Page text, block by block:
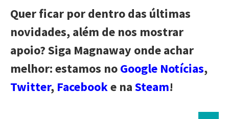
Quer ficar por dentro das últimas
novidades, além de nos mostrar
apoio? Siga Magnaway onde achar
melhor: estamos noGoogle Notícias,
Twitter, Facebooke naSteam!